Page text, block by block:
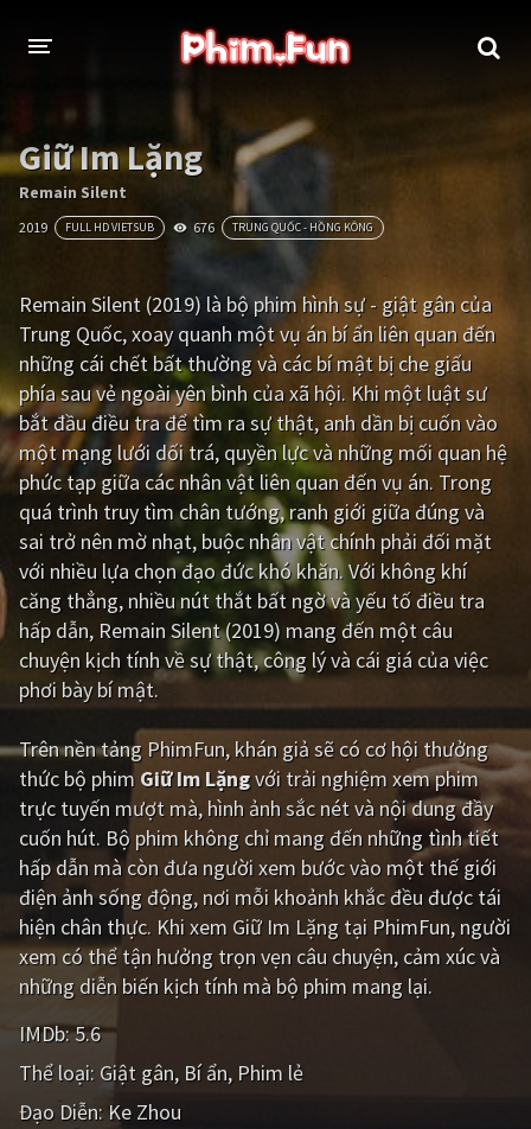
THỂ LOẠI
Thần thoại - Cổ trang
Tâm lý Chiến tranh
Nhạc kịch
Kinh dị Tội phạm - Hình sự
Phiêu lưu Hài hước
Viễn tưởng Khoa học - Tài liệu
Hoạt hình Thể thao
Tình cảm - Lãng mạn Kỳ ảo
Giật gân Gia đình
Bí ẩn Lịch sử
Viễn Tây Tiểu sử
GameShow DramaTV
QUỐC GIA
Âu - Mỹ Trung Quốc - Hồng Kông
Hàn Quốc Nhật Bản
Ấn Độ Việt Nam
Tổng hợp
CẬP NHẬT
PHIM MỚI
Giữ Im Lặng
Remain Silent
2019 FULL HD VIETSUB 676 TRUNG QUỐC - HỒNG KÔNG
Remain Silent (2019) là bộ phim hình sự - giật gân của
Trung Quốc, xoay quanh một vụ án bí ẩn liên quan đến
những cái chết bất thường và các bí mật bị che giấu
phía sau vẻ ngoài yên bình của xã hội. Khi một luật sư
bắt đầu điều tra để tìm ra sự thật, anh dần bị cuốn vào
một mạng lưới dối trá, quyền lực và những mối quan hệ
phức tạp giữa các nhân vật liên quan đến vụ án. Trong
quá trình truy tìm chân tướng, ranh giới giữa đúng và
sai trở nên mờ nhạt, buộc nhân vật chính phải đối mặt
với nhiều lựa chọn đạo đức khó khăn. Với không khí
căng thẳng, nhiều nút thắt bất ngờ và yếu tố điều tra
hấp dẫn, Remain Silent (2019) mang đến một câu
chuyện kịch tính về sự thật, công lý và cái giá của việc
phơi bày bí mật.
Trên nền tảng PhimFun, khán giả sẽ có cơ hội thưởng
thức bộ phim Giữ Im Lặngvới trải nghiệm xem phim
trực tuyến mượt mà, hình ảnh sắc nét và nội dung đầy
cuốn hút. Bộ phim không chỉ mang đến những tình tiết
hấp dẫn mà còn đưa người xem bước vào một thế giới
điện ảnh sống động, nơi mỗi khoảnh khắc đều được tái
hiện chân thực. Khi xem Giữ Im Lặng tại PhimFun, người
xem có thể tận hưởng trọn vẹn câu chuyện, cảm xúc và
những diễn biến kịch tính mà bộ phim mang lại.
IMDb:5.6
Thể loại: Giật gân Bí ẩn Phim lẻ
Đạo Diễn: Ke Zhou